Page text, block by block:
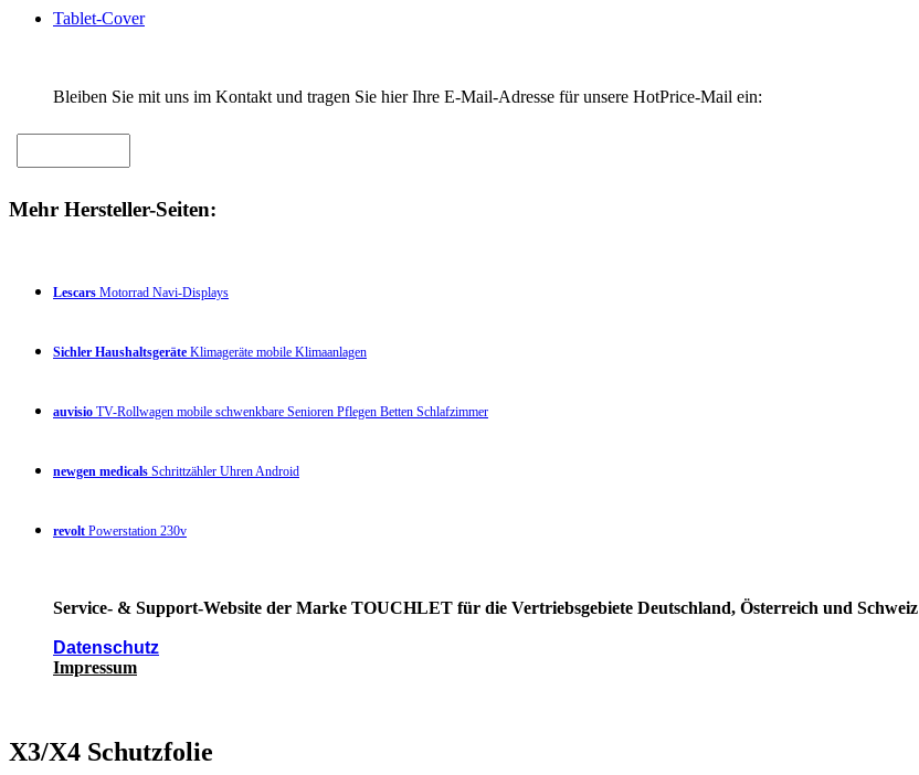
Tablet-Cover
Bleiben Sie mit uns im Kontakt und tragen Sie hier Ihre E-Mail-Adresse für unsere HotPrice-Mail ein:
Mehr Hersteller-Seiten:
Lescars Motorrad Navi-Displays
Sichler Haushaltsgeräte Klimageräte mobile Klimaanlagen
auvisio TV-Rollwagen mobile schwenkbare Senioren Pflegen Betten Schlafzimmer
newgen medicals Schrittzähler Uhren Android
revolt Powerstation 230v
Service- & Support-Website der Marke TOUCHLET für die Vertriebsgebiete Deutschland, Österreich und Schweiz
Datenschutz
Impressum
X3/X4 Schutzfolie